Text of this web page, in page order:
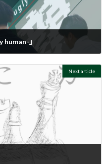
」
Next article